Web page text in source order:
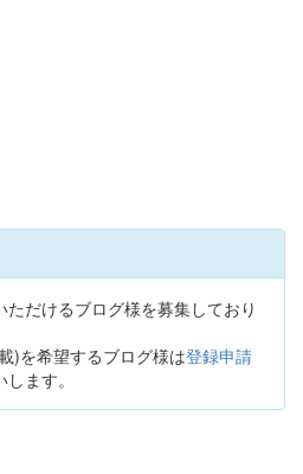
だけるブログ様を募集しており
)を希望するブログ様は登録申請
ます。